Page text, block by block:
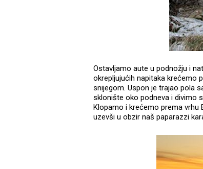
Ostavljamo aute u podnožju i
okrepljujućih napitaka krećemo
snijegom. Uspon je trajao pola
sklonište oko podneva i divimo
Klopamo i krećemo prema vrhu
uzevši u obzir naš paparazzi